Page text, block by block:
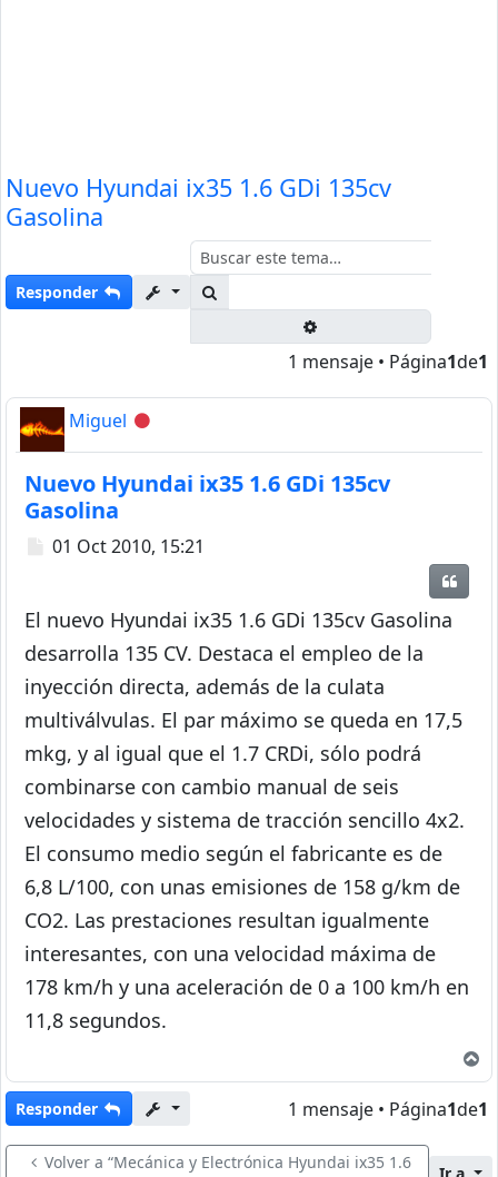
Nuevo Hyundai ix35 1.6 GDi 135cv
Gasolina
Responder
1 mensaje • Página1de1
Miguel Desconectado
Nuevo Hyundai ix35 1.6 GDi 135cv
Gasolina
Mensaje
01 Oct 2010, 15:21
El nuevo Hyundai ix35 1.6 GDi 135cv Gasolina
desarrolla 135 CV. Destaca el empleo de la
inyección directa, además de la culata
multiválvulas. El par máximo se queda en 17,5
mkg, y al igual que el 1.7 CRDi, sólo podrá
combinarse con cambio manual de seis
velocidades y sistema de tracción sencillo 4x2.
El consumo medio según el fabricante es de
6,8 L/100, con unas emisiones de 158 g/km de
CO2. Las prestaciones resultan igualmente
interesantes, con una velocidad máxima de
178 km/h y una aceleración de 0 a 100 km/h en
11,8 segundos.
Responder 1 mensaje • Página1de1
Volver a “Mecánica y Electrónica Hyundai ix35 1.6